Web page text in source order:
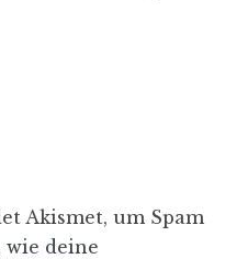
Akismet, um Spam
wie deine